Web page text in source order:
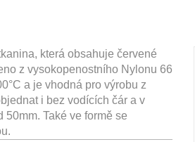
která obsahuje červené
z vysokopenostního Nylonu 66
a je vhodná pro výrobu z
i bez vodících čár a v
50mm. Také ve formě se